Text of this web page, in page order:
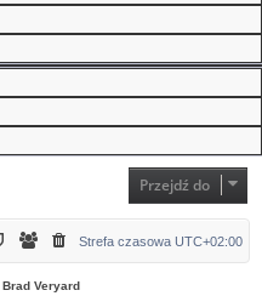
Przejdź do
Strefa czasowa UTC+02:00
Brad Veryard